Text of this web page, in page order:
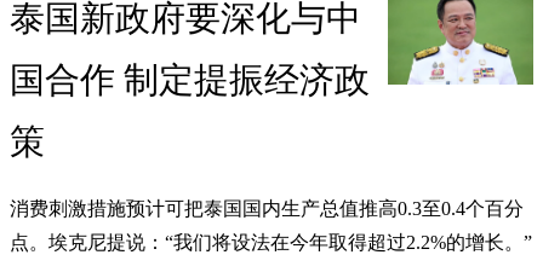
泰国新政府要深化与中
国合作 制定提振经济政
策
消费刺激措施预计可把泰国国内生产总值推高0.3至0.4个百分
点。埃克尼提说：“我们将设法在今年取得超过2.2%的增长。”